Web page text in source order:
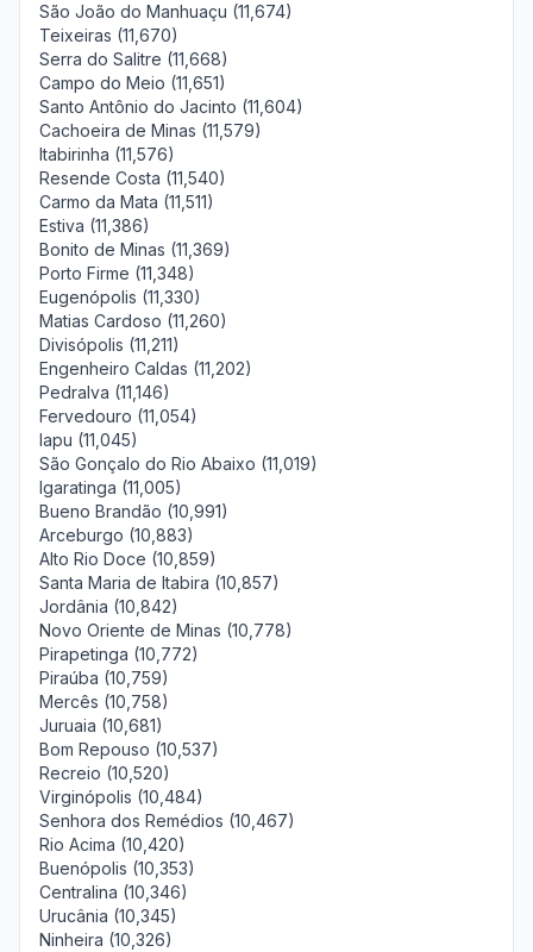
São João do Manhuaçu (11,674)
Teixeiras (11,670)
Serra do Salitre (11,668)
Campo do Meio (11,651)
Santo Antônio do Jacinto (11,604)
Cachoeira de Minas (11,579)
Itabirinha (11,576)
Resende Costa (11,540)
Carmo da Mata (11,511)
Estiva (11,386)
Bonito de Minas (11,369)
Porto Firme (11,348)
Eugenópolis (11,330)
Matias Cardoso (11,260)
Divisópolis (11,211)
Engenheiro Caldas (11,202)
Pedralva (11,146)
Fervedouro (11,054)
Iapu (11,045)
São Gonçalo do Rio Abaixo (11,019)
Igaratinga (11,005)
Bueno Brandão (10,991)
Arceburgo (10,883)
Alto Rio Doce (10,859)
Santa Maria de Itabira (10,857)
Jordânia (10,842)
Novo Oriente de Minas (10,778)
Pirapetinga (10,772)
Piraúba (10,759)
Mercês (10,758)
Juruaia (10,681)
Bom Repouso (10,537)
Recreio (10,520)
Virginópolis (10,484)
Senhora dos Remédios (10,467)
Rio Acima (10,420)
Buenópolis (10,353)
Centralina (10,346)
Urucânia (10,345)
Ninheira (10,326)